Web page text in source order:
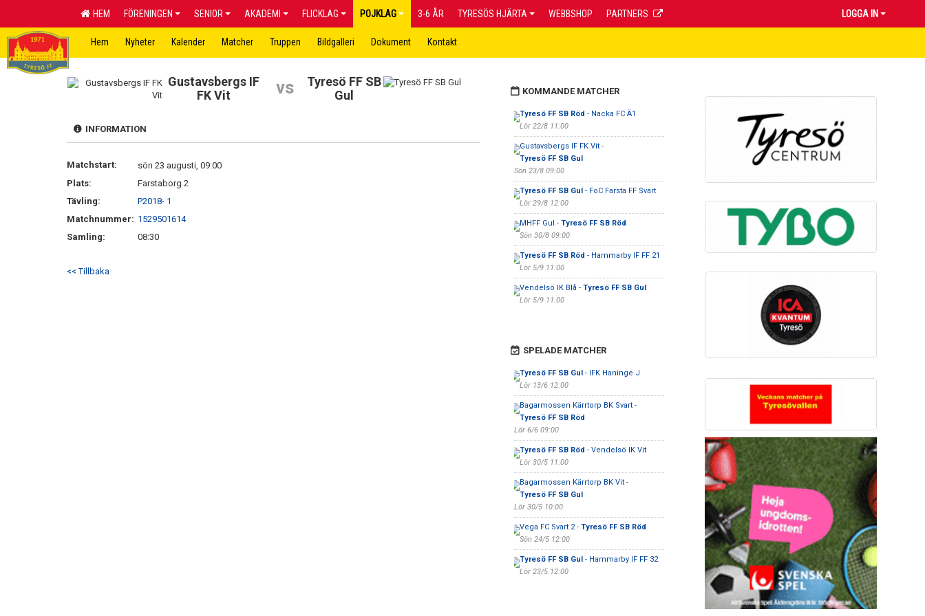
HEM FÖRENINGEN SENIOR AKADEMI FLICKLAG POJKLAG 3-6 ÅR TYRESÖS HJÄRTA WEBBSHOP PARTNERS LOGGA IN
Hem Nyheter Kalender Matcher Truppen Bildgalleri Dokument Kontakt
Gustavsbergs IF
FK Vit
vs
Tyresö FF SB
Gul
INFORMATION
Matchstart:
sön 23 augusti, 09:00
Plats:
Farstaborg 2
Tävling:
P2018- 1
Matchnummer: 1529501614
Samling:
08:30
<< Tillbaka
KOMMANDE MATCHER
Tyresö FF SB Röd - Nacka FC Ä1
Lör 22/8 11:00
Gustavsbergs IF FK Vit -
Tyresö FF SB Gul
Sön 23/8 09:00
Tyresö FF SB Gul- FoC Farsta FF Svart
Lör 29/8 12:00
MHFF Gul - Tyresö FF SB Röd
Sön 30/8 09:00
Tyresö FF SB Röd - Hammarby IF FF 21
Lör 5/9 11:00
Vendelsö IK Blå - Tyresö FF SB Gul
Lör 5/9 11:00
SPELADE MATCHER
Tyresö FF SB Gul- IFK Haninge J
Lör 13/6 12:00
Bagarmossen Kärrtorp BK Svart -
Tyresö FF SB Röd
Lör 6/6 09:00
Tyresö FF SB Röd - Vendelsö IK Vit
Lör 30/5 11:00
Bagarmossen Kärrtorp BK Vit -
Tyresö FF SB Gul
Lör 30/5 10:00
Vega FC Svart 2 - Tyresö FF SB Röd
Sön 24/5 12:00
Tyresö FF SB Gul- Hammarby IF FF 32
Lör 23/5 12:00